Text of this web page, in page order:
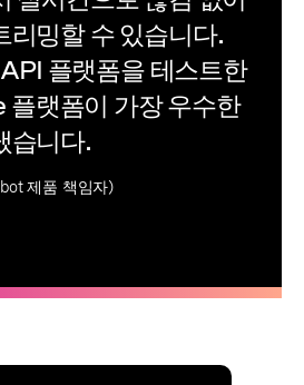
리밍할 수 있습니다.
플랫폼을 테스트한
랫폼이 가장 우수한
습니다.
제품 책임자)